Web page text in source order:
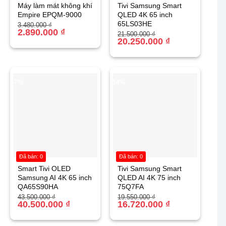
Máy làm mát không khí
Empire EPQM-9000
3.480.000₫
Giá
gốc
2.890.000 ₫
Giá
hiện
2.890.000 ₫.
Tivi Samsung Smart
QLED 4K 65 inch
65LS03HE
21.500.000₫
Giá
gốc
20.250.000 ₫
Giá
hiện
20.250.000 ₫.
Smart Tivi OLED
Samsung AI 4K 65 inch
QA65S90HA
43.500.000₫
Giá
gốc
40.500.000 ₫
Giá
hiện
Đã bán: 0
Tivi Samsung Smart
QLED AI 4K 75 inch
75Q7FA
19.550.000₫
Giá
gốc
16.720.000 ₫
Giá
hiện
Đã bán: 0